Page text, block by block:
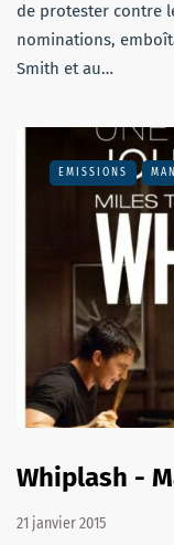
de protester contre
nominations,
Smith et au…
EMISSIONS
Whiplash -
21 janvier 2015